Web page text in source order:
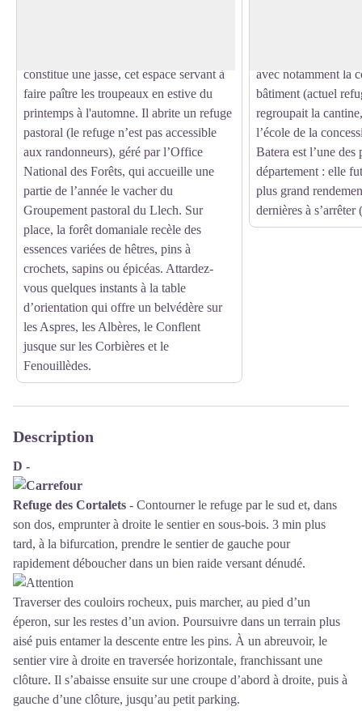
constitue une jasse, cet espace servant à
faire paître les troupeaux en estive du
printemps à l'automne. Il abrite un refuge
pastoral (le refuge n’est pas accessible
aux randonneurs), géré par l’Office
National des Forêts, qui accueille une
partie de l’année le vacher du
Groupement pastoral du Llech. Sur
place, la forêt domaniale recèle des
essences variées de hêtres, pins à
crochets, sapins ou épicéas. Attardez-
vous quelques instants à la table
d’orientation qui offre un belvédère sur
les Aspres, les Albères, le Conflent
jusque sur les Corbières et le
Fenouillèdes.
avec notamment la
bâtiment (actuel
regroupait la
l’école de la
Batera est l’une des
département : elle
plus grand
dernières à s’arrêter
Description
D -
Refuge des Cortalets - Contourner le refuge par le sud et, dans
son dos, emprunter à droite le sentier en sous-bois. 3 min plus
tard, à la bifurcation, prendre le sentier de gauche pour
rapidement déboucher dans un bien raide versant dénudé.
Traverser des couloirs rocheux, puis marcher, au pied d’un
éperon, sur les restes d’un avion. Poursuivre dans un terrain plus
aisé puis entamer la descente entre les pins. À un abreuvoir, le
sentier vire à droite en traversée horizontale, franchissant une
clôture. Il s’abaisse ensuite sur une croupe d’abord à droite, puis à
gauche d’une clôture, jusqu’au petit parking.